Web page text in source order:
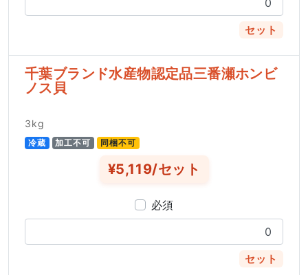
セット
千葉ブランド水産物認定品三番瀬ホンビ
ノス貝
3kg
冷蔵 加工不可 同梱不可
¥5,119/セット
必須
セット